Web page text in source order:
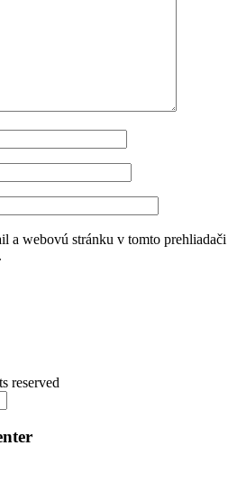
a webovú stránku v tomto prehliadači
reserved